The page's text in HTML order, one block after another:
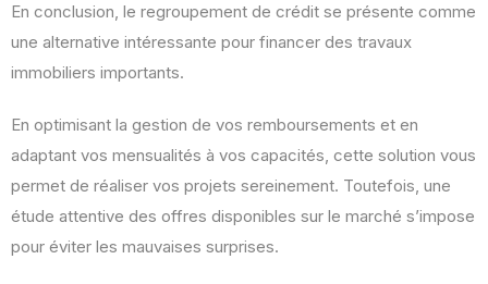
En conclusion, le regroupement de crédit se présente comme
une alternative intéressante pour financer des travaux
immobiliers importants.
En optimisant la gestion de vos remboursements et en
adaptant vos mensualités à vos capacités, cette solution vous
permet de réaliser vos projets sereinement. Toutefois, une
étude attentive des offres disponibles sur le marché s’impose
pour éviter les mauvaises surprises.